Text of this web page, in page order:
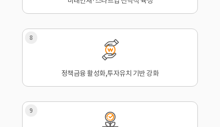
8
정책금융 활성화,투자유치 기반 강화
9